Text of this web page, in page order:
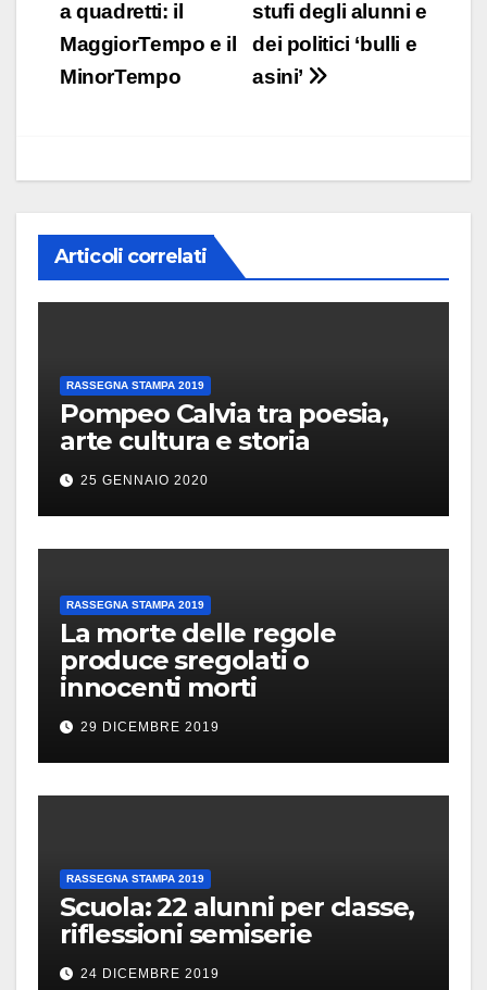
articoli
stufi degli alunni e
dei politici ‘bulli e
asini’
a quadretti: il
MaggiorTempo e il
MinorTempo
Articoli correlati
RASSEGNA STAMPA 2019
Pompeo Calvia tra poesia,
arte cultura e storia
25 GENNAIO 2020
RASSEGNA STAMPA 2019
La morte delle regole
produce sregolati o
innocenti morti
29 DICEMBRE 2019
RASSEGNA STAMPA 2019
Scuola: 22 alunni per classe,
riflessioni semiserie
24 DICEMBRE 2019